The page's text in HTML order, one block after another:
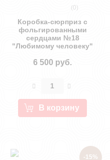
(0)
Коробка-сюрприз с
фольгированными
сердцами №18
"Любимому человеку"
6 500 руб.
В корзину
-15%